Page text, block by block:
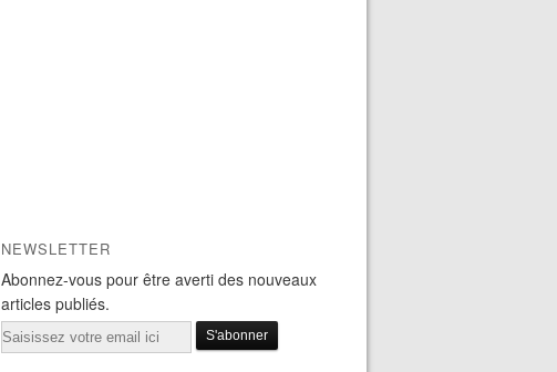
NEWSLETTER
Abonnez-vous pour être averti des nouveaux
articles publiés.
Email